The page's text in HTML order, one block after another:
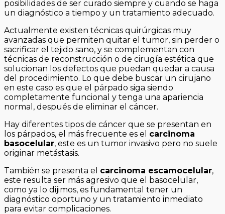
posibilidades de ser curado siempre y cuando se haga
un diagnóstico a tiempo y un tratamiento adecuado.
Actualmente existen técnicas quirúrgicas muy
avanzadas que permiten quitar el tumor, sin perder o
sacrificar el tejido sano, y se complementan con
técnicas de reconstrucción o de cirugía estética que
solucionan los defectos que puedan quedar a causa
del procedimiento. Lo que debe buscar un cirujano
en este caso es que el párpado siga siendo
completamente funcional y tenga una apariencia
normal, después de eliminar el cáncer.
Hay diferentes tipos de cáncer que se presentan en
los párpados, el más frecuente es el carcinoma
basocelular, este es un tumor invasivo pero no suele
originar metástasis.
También se presenta el carcinoma escamocelular,
este resulta ser más agresivo que el basocelular,
como ya lo dijimos, es fundamental tener un
diagnóstico oportuno y un tratamiento inmediato
para evitar complicaciones.